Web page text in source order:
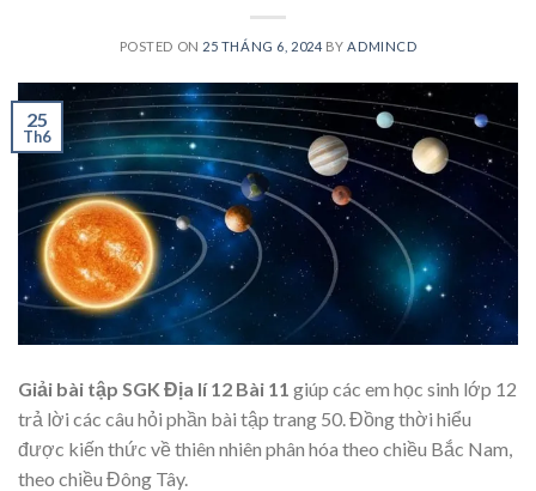
POSTED ON 25 THÁNG 6, 2024 BY ADMINCD
25
Th6
Giải bài tập SGK Địa lí 12 Bài 11 giúp các em học sinh lớp 12
trả lời các câu hỏi phần bài tập trang 50. Đồng thời hiểu
được kiến thức về thiên nhiên phân hóa theo chiều Bắc Nam,
theo chiều Đông Tây.